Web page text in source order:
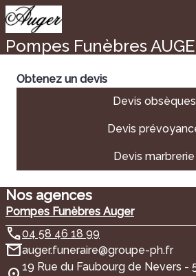
Pompes Funèbres
Obtenez un devis
Devis obsèques
Devis
Devis marbrerie
Nos agences
Pompes Funèbres Auger
04 58 46 18 99
auger.funeraire@groupe-ph.fr
19 Rue du Faubourg de Nevers -